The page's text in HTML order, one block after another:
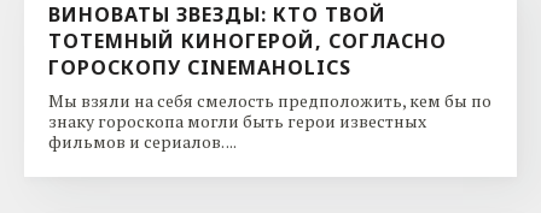
ВИНОВАТЫ ЗВЕЗДЫ: КТО ТВОЙ
ТОТЕМНЫЙ КИНОГЕРОЙ, СОГЛАСНО
ГОРОСКОПУ CINEMAHOLICS
Мы взяли на себя смелость предположить, кем бы по
знаку гороскопа могли быть герои известных
фильмов и сериалов. ...